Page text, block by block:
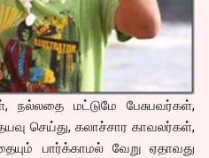
நல்லதை மட்டுமே பேசுபவர்கள்,
செய்து, கலாச்சார காவலர்கள்,
பார்க்காமல் வேறு ஏதாவது